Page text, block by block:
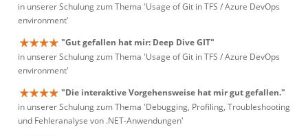
in unserer Schulung zum Thema 'Usage of Git in TFS / Azure DevOps
environment'
"Gut gefallen hat mir: Deep Dive GIT"
in unserer Schulung zum Thema 'Usage of Git in TFS / Azure DevOps
environment'
"Die interaktive Vorgehensweise hat mir gut gefallen."
in unserer Schulung zum Thema 'Debugging, Profiling, Troubleshooting
und Fehleranalyse von .NET-Anwendungen'